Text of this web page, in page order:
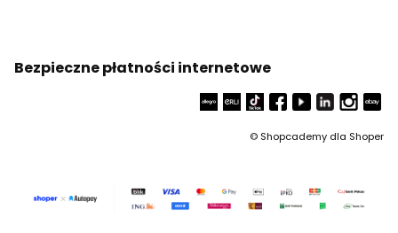
Bezpieczne płatności internetowe
© Shopcademy dla Shoper